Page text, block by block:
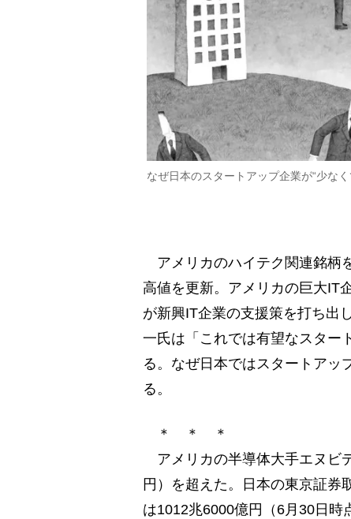
なぜ日本のスタートアップ企業が“少な
アメリカのハイテク関連銘柄
高値を更新。アメリカの巨大IT
が新興IT企業の支援策を打ち出
一氏は「これでは有望なスター
る。なぜ日本ではスタートアッ
る。
＊ ＊ ＊
アメリカの半導体大手エヌビ
円）を超えた。日本の東京証券
は1012兆6000億円（6月30日